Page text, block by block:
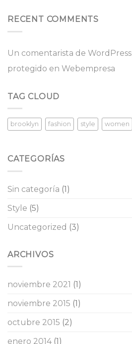
RECENT COMMENTS
Un comentarista de WordPress
protegido en Webempresa
TAG CLOUD
brooklyn fashion style women
CATEGORÍAS
Sin categoría (1)
Style (5)
Uncategorized (3)
ARCHIVOS
noviembre 2021 (1)
noviembre 2015 (1)
octubre 2015 (2)
enero 2014(1)